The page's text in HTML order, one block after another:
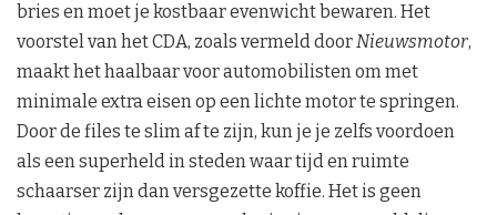
bries en moet je kostbaar evenwicht bewaren. Het
voorstel van het CDA, zoals vermeld doorNieuwsmotor,
maakt het haalbaar voor automobilisten om met
minimale extra eisen op een lichte motor te springen.
Door de files te slim af te zijn, kun je je zelfs voordoen
als een superheld in steden waar tijd en ruimte
schaarser zijn dan versgezette koffie. Het is geen